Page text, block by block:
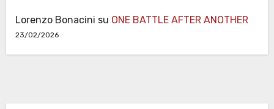
Lorenzo Bonacini su ONE BATTLE AFTER ANOTHER
23/02/2026